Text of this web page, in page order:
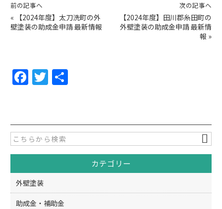
前の記事へ
«
【2024年度】太刀洗町の外
壁塗装の助成金申請 最新情報
次の記事へ
【2024年度】田川郡糸田町の
外壁塗装の助成金申請 最新情
報 »
F
a
e
b
o
o
k
T
w
er
カテゴリー
外壁塗装
助成金・補助金